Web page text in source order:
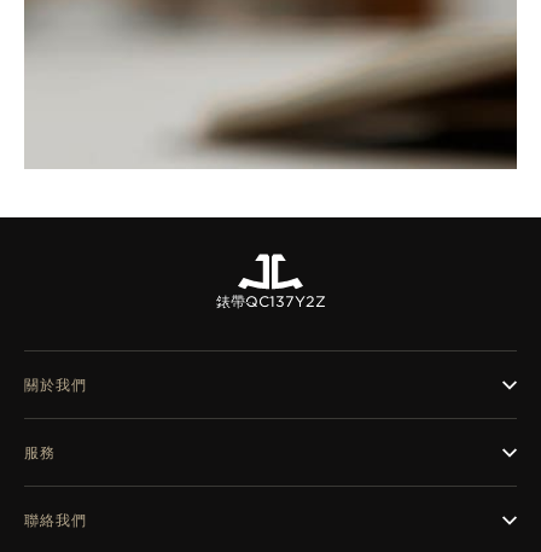
錶帶QC137Y2Z
關於我們
服務
聯絡我們